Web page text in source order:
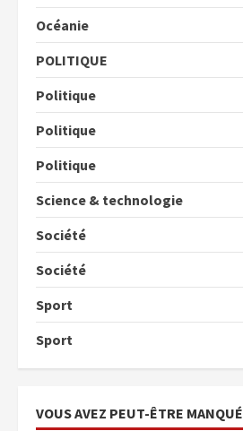
Océanie
POLITIQUE
Politique
Politique
Politique
Science & technologie
Société
Société
Sport
Sport
VOUS AVEZ PEUT-ÊTRE MANQUÉ